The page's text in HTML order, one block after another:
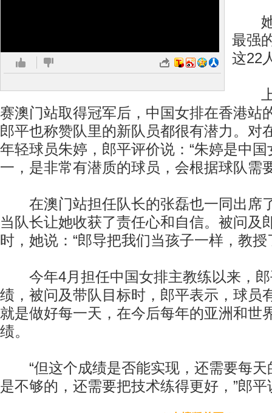
她
最强
这22
上
赛澳门站取得冠军后，中国女排在香港站
郎平也称赞队里的新队员都很有潜力。对
年轻球员朱婷，郎平评价说：“朱婷是中
一，是非常有潜质的球员，会根据球队需
在澳门站担任队长的张磊也一同出席
当队长让她收获了责任心和自信。被问及
时，她说：“郎导把我们当孩子一样，教
今年4月担任中国女排主教练以来，郎
绩，被问及带队目标时，郎平表示，球员
就是做好每一天，在今后每年的亚洲和世
绩。
“但这个成绩是否能实现，还需要每天
是不够的，还需要把技术练得更好，”郎平